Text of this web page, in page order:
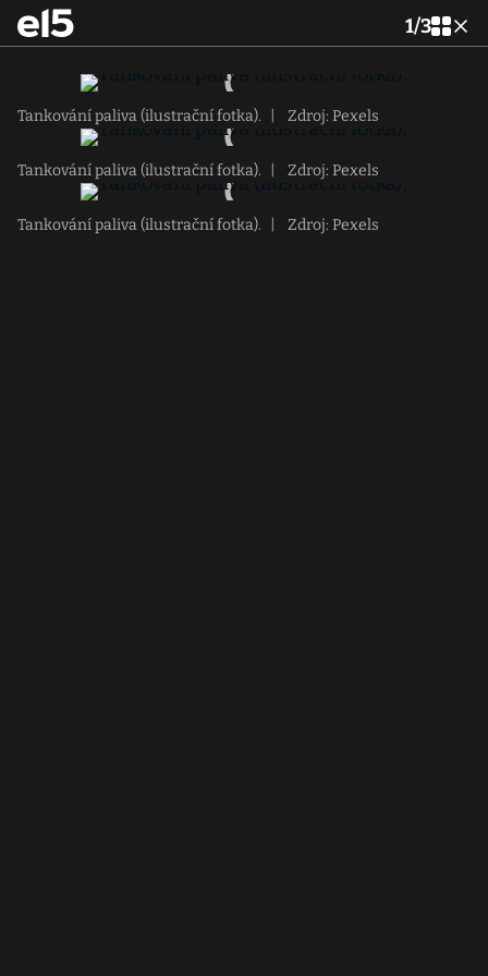
1/3
Tankování paliva (ilustrační fotka). Zdroj: Pexels
Tankování paliva (ilustrační fotka). Zdroj: Pexels
Tankování paliva (ilustrační fotka). Zdroj: Pexels